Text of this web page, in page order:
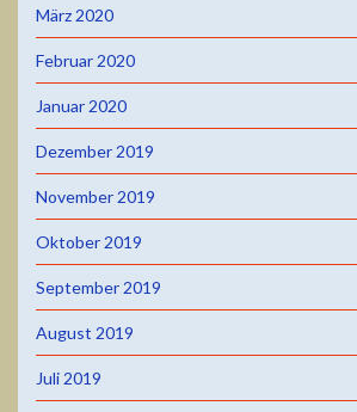
März 2020
Februar 2020
Januar 2020
Dezember 2019
November 2019
Oktober 2019
September 2019
August 2019
Juli 2019